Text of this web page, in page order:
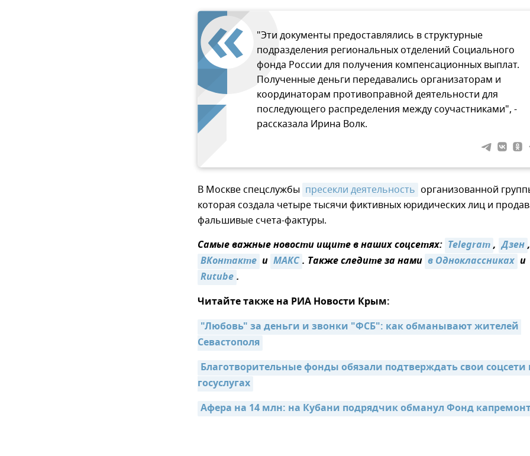
"Эти документы предоставлялись в структурные
подразделения региональных отделений Социального
фонда России для получения компенсационных выплат.
Полученные деньги передавались организаторам и
координаторам противоправной деятельности для
последующего распределения между соучастниками", -
рассказала Ирина Волк.
В Москве спецслужбы пресекли деятельность организованной
которая создала четыре тысячи фиктивных юридических лиц и
фальшивые счета-фактуры.
Самые важные новости ищите в наших соцсетях: Telegram, Дзен,
ВКонтакте и МАКС. Также следите за нами в Одноклассниках и
Rutube.
Читайте также на РИА Новости Крым:
"Любовь" за деньги и звонки "ФСБ": как обманывают жителей
Севастополя
Благотворительные фонды обязали подтверждать свои соцсети
госуслугах
Афера на 14 млн: на Кубани подрядчик обманул Фонд